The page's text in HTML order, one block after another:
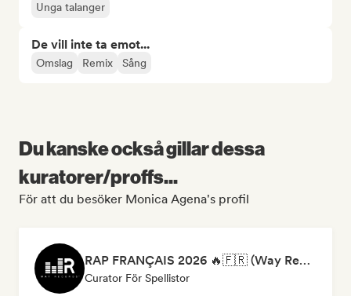
Unga talanger
De vill inte ta emot...
Omslag Remix Sång
Du kanske också gillar dessa
kuratorer/proffs...
För att du besöker Monica Agena's profil
RAP FRANÇAIS 2026 🔥🇫🇷 (Way Records)
Curator För Spellistor